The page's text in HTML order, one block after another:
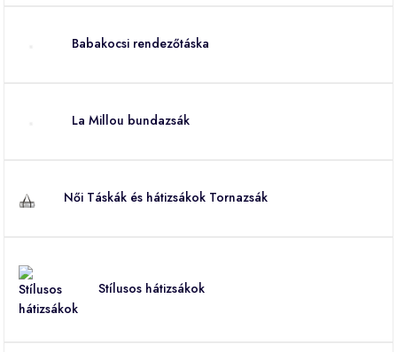
Babakocsi rendezőtáska
La Millou bundazsák
Női Táskák és hátizsákok Tornazsák
Stílusos hátizsákok